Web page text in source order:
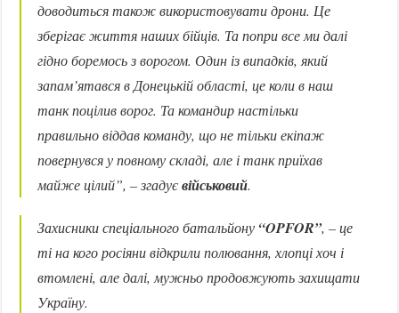
доводиться також використовувати дрони. Це
зберігає життя наших бійців. Та попри все ми далі
гідно боремось з ворогом. Один із випадків, який
запам’ятався в Донецькій області, це коли в наш
танк поцілив ворог. Та командир настільки
правильно віддав команду, що не тільки екіпаж
повернувся у повному складі, але і танк приїхав
майже цілий”, – згадуєвійськовий.
Захисники спеціального батальйону “OPFOR”, – це
ті на кого росіяни відкрили полювання, хлопці хоч і
втомлені, але далі, мужньо продовжують захищати
Україну.